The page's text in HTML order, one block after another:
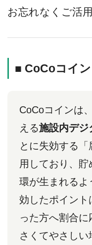
お忘れなくご活
■ CoCoコイン
CoCoコインは
える施設内デジ
とに失効する
用しており、
環が生まれるよ
効したポイント
った方へ割合
さくてやさしい